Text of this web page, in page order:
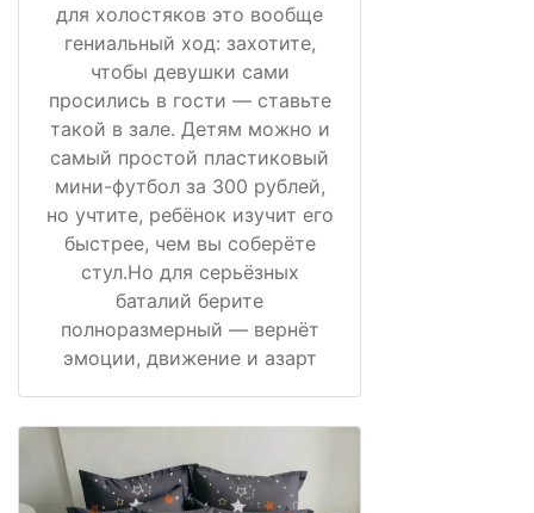
для холостяков это вообще
гениальный ход: захотите,
чтобы девушки сами
просились в гости — ставьте
такой в зале. Детям можно и
самый простой пластиковый
мини-футбол за 300 рублей,
но учтите, ребёнок изучит его
быстрее, чем вы соберёте
стул.Но для серьёзных
баталий берите
полноразмерный — вернёт
эмоции, движение и азарт